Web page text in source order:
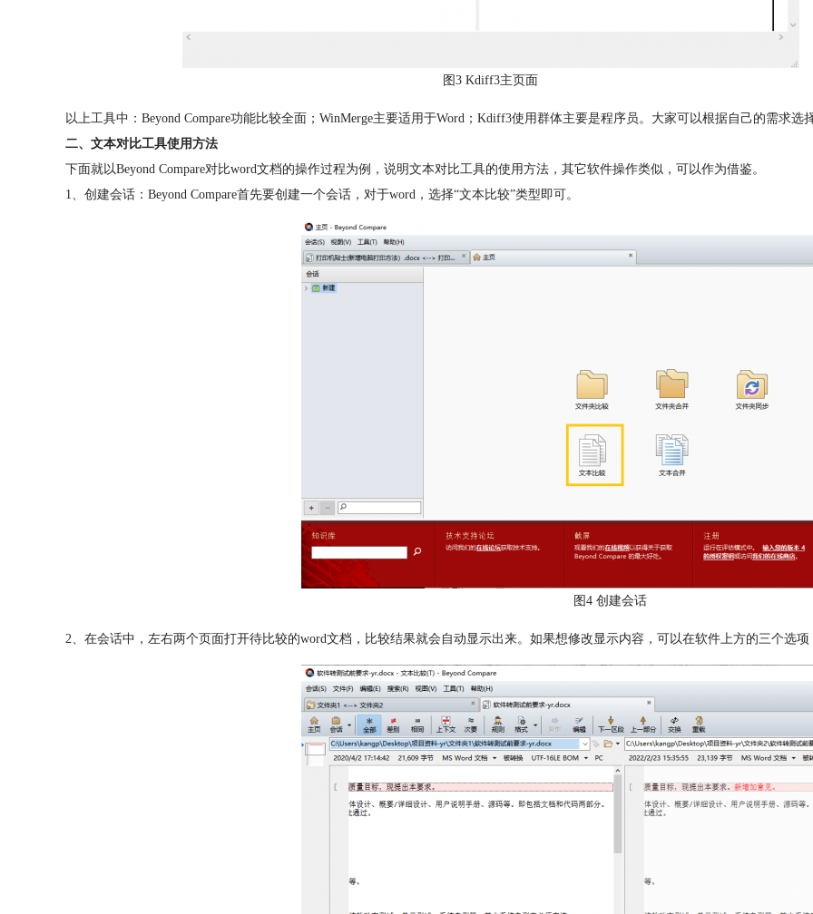
图3 Kdiff3主页面
以上工具中：Beyond Compare功能比较全面；WinMerge主要适用于Word；Kdiff3使用群体主要是程序员。大家可以根据自己的需求选
二、文本对比工具使用方法
下面就以Beyond Compare对比word文档的操作过程为例，说明文本对比工具的使用方法，其它软件操作类似，可以作为借鉴。
1、创建会话：Beyond Compare首先要创建一个会话，对于word，选择“文本比较”类型即可。
图4 创建会话
2、在会话中，左右两个页面打开待比较的word文档，比较结果就会自动显示出来。如果想修改显示内容，可以在软件上方的三个选